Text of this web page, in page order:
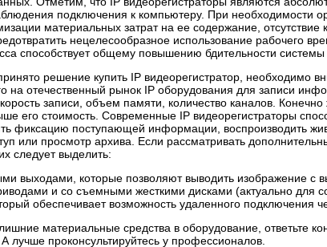
подключения к компьютеру. При необходимости
материальных затрат на ее содержание,
нецелесообразное использование рабочего
способствует общему повышению бдительности системы
решение купить IP видеорегистратор, необходимо
на отечественный рынок IP оборудования для записи
записи, объем памяти, количество каналов.
его стоимость. Современные IP видеорегистраторы
фиксацию поступающей информации, воспроизводить
или просмотр архива. Если рассматривать
следует выделить:
выходами, которые позволяют выводить изображение с
и со съемными жесткими дисками (актуально для
обеспечивает возможность удаленного подключения
материальные средства в оборудование, ответьте
лучше проконсультируйтесь у профессионалов.